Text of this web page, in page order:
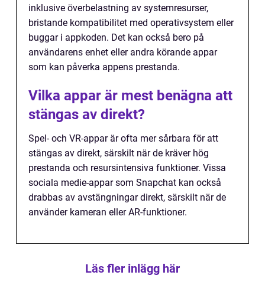
inklusive överbelastning av systemresurser,
bristande kompatibilitet med operativsystem eller
buggar i appkoden. Det kan också bero på
användarens enhet eller andra körande appar
som kan påverka appens prestanda.
Vilka appar är mest benägna att
stängas av direkt?
Spel- och VR-appar är ofta mer sårbara för att
stängas av direkt, särskilt när de kräver hög
prestanda och resursintensiva funktioner. Vissa
sociala medie-appar som Snapchat kan också
drabbas av avstängningar direkt, särskilt när de
använder kameran eller AR-funktioner.
Läs fler inlägg här